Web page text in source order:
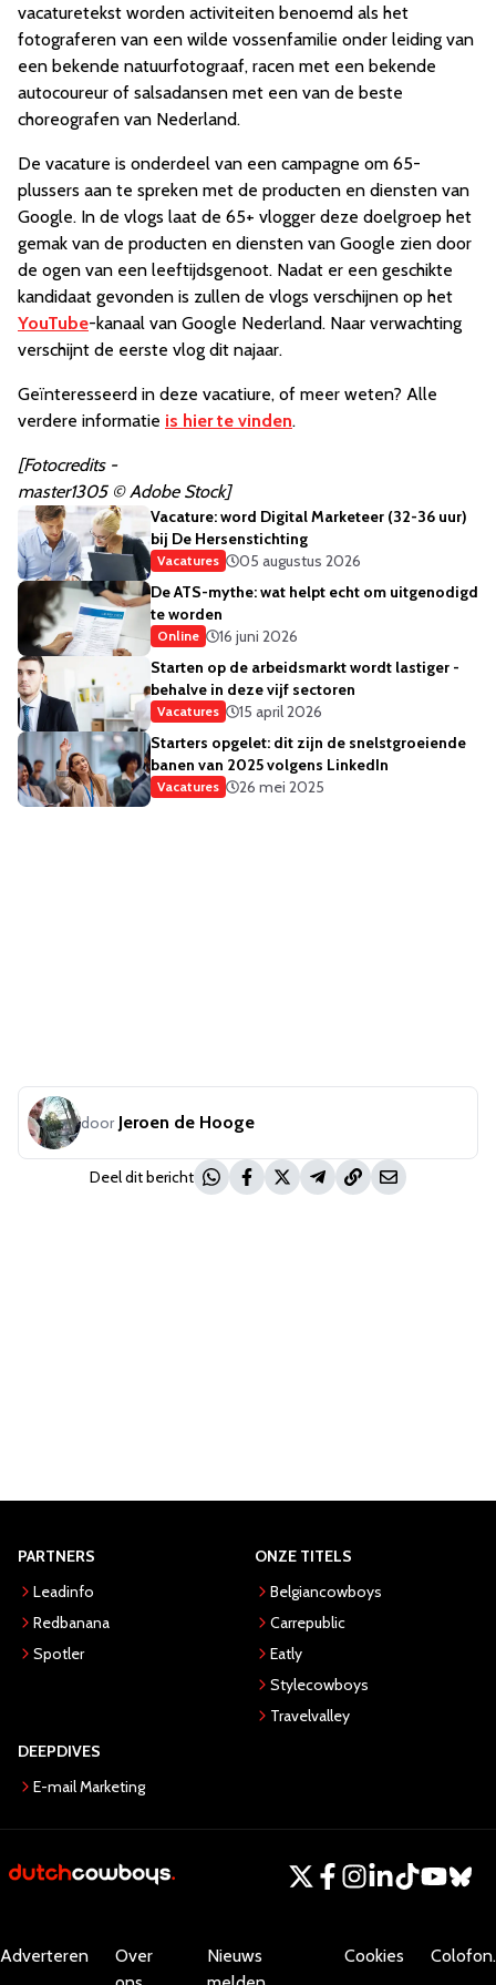
vacaturetekst worden activiteiten benoemd als het
fotograferen van een wilde vossenfamilie onder leiding van
een bekende natuurfotograaf, racen met een bekende
autocoureur of salsadansen met een van de beste
choreografen van Nederland.
De vacature is onderdeel van een campagne om 65-
plussers aan te spreken met de producten en diensten van
Google. In de vlogs laat de 65+ vlogger deze doelgroep het
gemak van de producten en diensten van Google zien door
de ogen van een leeftijdsgenoot. Nadat er een geschikte
kandidaat gevonden is zullen de vlogs verschijnen op het
YouTube-kanaal van Google Nederland. Naar verwachting
verschijnt de eerste vlog dit najaar.
Geïnteresseerd in deze vacatiure, of meer weten? Alle
verdere informatie is hier te vinden.
[Fotocredits -
master1305 © Adobe Stock]
Vacature: word Digital Marketeer (32-36 uur)
bij De Hersenstichting
Vacatures
05 augustus 2026
De ATS-mythe: wat helpt echt om uitgenodigd
te worden
Online
16 juni 2026
Starten op de arbeidsmarkt wordt lastiger -
behalve in deze vijf sectoren
Vacatures
15 april 2026
Starters opgelet: dit zijn de snelstgroeiende
banen van 2025 volgens LinkedIn
Vacatures 26 mei 2025
door Jeroen de Hooge
Deel dit bericht
PARTNERS
Leadinfo
Redbanana
Spotler
ONZE TITELS
Belgiancowboys
Carrepublic
Eatly
Stylecowboys
Travelvalley
DEEPDIVES
E-mail Marketing
Adverteren
Over
Nieuws
Cookies Colofon.